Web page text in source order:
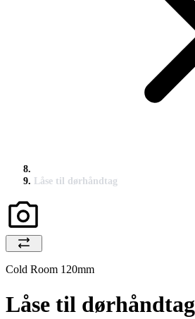
Låse til dørhåndtag
Cold Room 120mm
Låse til dørhåndtag